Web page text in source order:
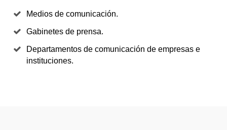
Medios de comunicación.
Gabinetes de prensa.
Departamentos de comunicación de empresas e
instituciones.